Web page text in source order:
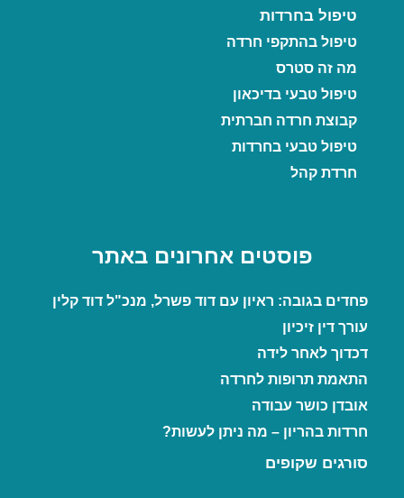
טיפול בחרדות
טיפול בהתקפי חרדה
מה זה סטרס
טיפול טבעי בדיכאון
קבוצת חרדה חברתית
טיפול טבעי בחרדות
חרדת קהל
פוסטים אחרונים באתר
פחדים בגובה: ראיון עם דוד פשרל, מנכ"ל דוד קלין
עורך דין זיכיון
דכדוך לאחר לידה
התאמת תרופות לחרדה
אובדן כושר עבודה
חרדות בהריון – מה ניתן לעשות?
סורגים שקופים